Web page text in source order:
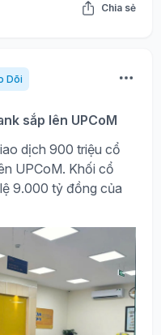
Chia sẻ
Dõi
sắp lên UPCoM
dịch 900 triệu cổ
UPCoM. Khối cổ
9.000 tỷ đồng của